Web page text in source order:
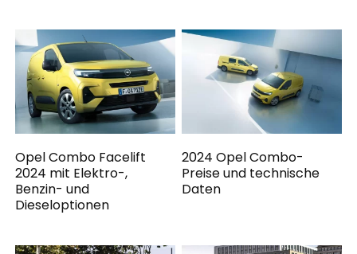
Opel Combo Facelift
2024 mit Elektro-,
Benzin- und
Dieseloptionen
2024 Opel Combo-
Preise und technische
Daten